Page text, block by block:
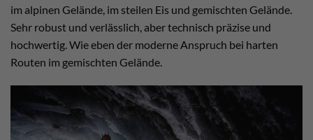
im alpinen Gelände, im steilen Eis und gemischten Gelände.
Sehr robust und verlässlich, aber technisch präzise und
hochwertig. Wie eben der moderne Anspruch bei harten
Routen im gemischten Gelände.